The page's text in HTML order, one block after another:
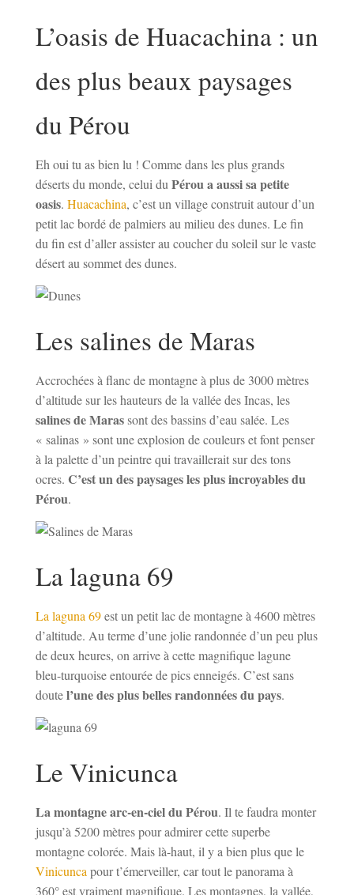
L’oasis de Huacachina : un
des plus beaux paysages
du Pérou
Eh oui tu as bien lu ! Comme dans les plus grands
déserts du monde, celui du Pérou a aussi sa petite
oasis. Huacachina, c’est un village construit autour d’un
petit lac bordé de palmiers au milieu des dunes. Le fin
du fin est d’aller assister au coucher du soleil sur le vaste
désert au sommet des dunes.
Les salines de Maras
Accrochées à flanc de montagne à plus de 3000 mètres
d’altitude sur les hauteurs de la vallée des Incas, les
salines de Marassont des bassins d’eau salée. Les
« salinas » sont une explosion de couleurs et font penser
à la palette d’un peintre qui travaillerait sur des tons
ocres. C’est un des paysages les plus incroyables du
Pérou.
La laguna 69
La laguna 69est un petit lac de montagne à 4600 mètres
d’altitude. Au terme d’une jolie randonnée d’un peu plus
de deux heures, on arrive à cette magnifique lagune
bleu-turquoise entourée de pics enneigés. C’est sans
doutel’une des plus belles randonnées du pays.
Le Vinicunca
La montagne arc-en-ciel du Pérou. Il te faudra monter
jusqu’à 5200 mètres pour admirer cette superbe
montagne colorée. Mais là-haut, il y a bien plus que le
Vinicunca pour t’émerveiller, car tout le panorama à
360° est vraiment magnifique. Les montagnes, la vallée,